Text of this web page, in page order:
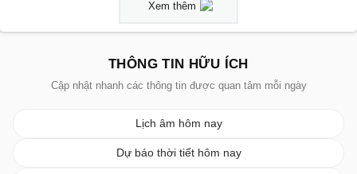
Xem thêm
THÔNG TIN HỮU ÍCH
Cập nhật nhanh các thông tin được quan tâm mỗi ngày
Lịch âm hôm nay
Dự báo thời tiết hôm nay